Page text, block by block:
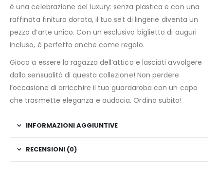
è una celebrazione del luxury: senza plastica e con una
raffinata finitura dorata, il tuo set di lingerie diventa un
pezzo d’arte unico. Con un esclusivo biglietto di auguri
incluso, è perfetto anche come regalo.
Gioca a essere la ragazza dell’attico e lasciati avvolgere
dalla sensualità di questa collezione! Non perdere
l’occasione di arricchire il tuo guardaroba con un capo
che trasmette eleganza e audacia. Ordina subito!
INFORMAZIONI AGGIUNTIVE
RECENSIONI (0)